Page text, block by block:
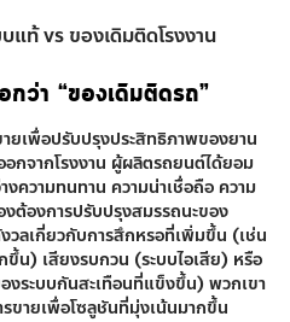
แท้ vs ของเดิมติดโรงงาน
ว่า “ของเดิมติดรถ”
เพื่อปรับปรุงประสิทธิภาพของยาน
กจากโรงงาน ผู้ผลิตรถยนต์ได้ยอม
งความทนทาน ความน่าเชื่อถือ ความ
ต้องการปรับปรุงสมรรถนะของ
วลเกี่ยวกับการสึกหรอที่เพิ่มขึ้น (เช่น
น) เสียงรบกวน (ระบบไอเสีย) หรือ
งระบบกันสะเทือนที่แข็งขึ้น) พวกเขา
ขายเพื่อโซลูชันที่มุ่งเน้นมากขึ้น